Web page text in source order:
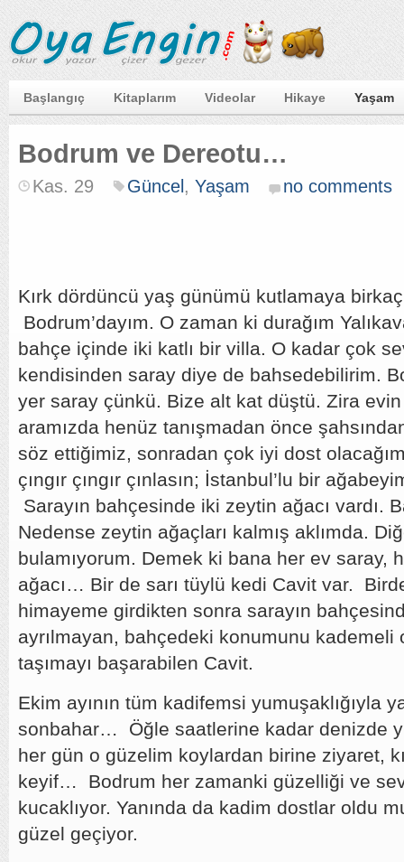
Başlangıç Kitaplarım Videolar Hikaye Yaşam
Bodrum ve Dereotu…
Kas. 29 Güncel , Yaşam no comments
Kırk dördüncü yaş günümü kutlamaya
Bodrum’dayım. O zaman ki durağım
bahçe içinde iki katlı bir villa. O kadar çok
kendisinden saray diye de bahsedebilirim.
yer saray çünkü. Bize alt kat düştü. Zira
aramızda henüz tanışmadan önce
söz ettiğimiz, sonradan çok iyi dost
çıngır çıngır çınlasın; İstanbul’lu bir
Sarayın bahçesinde iki zeytin ağacı vardı.
Nedense zeytin ağaçları kalmış aklımda.
bulamıyorum. Demek ki bana her ev saray,
ağacı… Bir de sarı tüylü kedi Cavit var.
himayeme girdikten sonra sarayın
ayrılmayan, bahçedeki konumunu kademeli
taşımayı başarabilen Cavit.
Ekim ayının tüm kadifemsi yumuşaklığıyla
sonbahar… Öğle saatlerine kadar denizde
her gün o güzelim koylardan birine ziyaret,
keyif… Bodrum her zamanki güzelliği ve
kucaklıyor. Yanında da kadim dostlar oldu
güzel geçiyor.